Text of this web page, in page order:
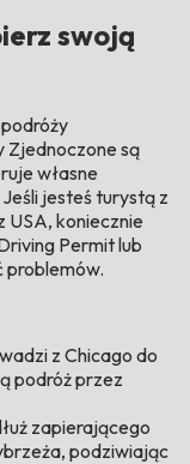
swoją
Zjednoczone są
własne
jesteś turystą z
USA, koniecznie
Permit lub
problemów.
z Chicago do
podróż przez
zapierającego
podziwiając